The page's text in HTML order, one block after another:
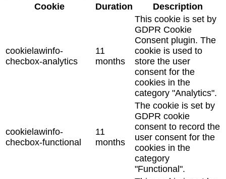
Cookie
Duration Description
cookielawinfo-
checbox-analytics
11
months
This cookie is set by
GDPR Cookie
Consent plugin. The
cookie is used to
store the user
consent for the
cookies in the
category "Analytics".
cookielawinfo-
checbox-functional
11
months
The cookie is set by
GDPR cookie
consent to record the
user consent for the
cookies in the
category
"Functional".